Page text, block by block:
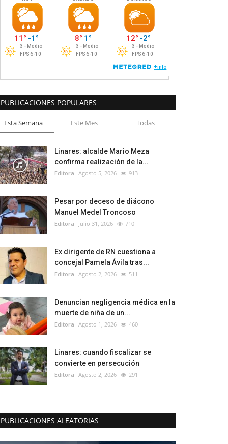
PUBLICACIONES POPULARES
Esta Semana Este Mes Todas
Linares: alcalde Mario Meza
confirma realización de la...
Editora Agosto 5, 2026 913
Pesar por deceso de diácono
Manuel Medel Troncoso
Editora Julio 31, 2026 710
Ex dirigente de RN cuestiona a
concejal Pamela Ávila tras...
Editora Agosto 2, 2026 511
Denuncian negligencia médica en la
muerte de niña de un...
Editora Agosto 1, 2026 460
Linares: cuando fiscalizar se
convierte en persecución
Editora Agosto 2, 2026 291
PUBLICACIONES ALEATORIAS